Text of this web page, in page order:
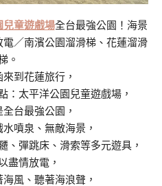
兒童遊戲場全台最強公園！海景
／南濱公園溜滑梯、花蓮溜滑
。
到花蓮旅行，
：太平洋公園兒童遊戲場，
台最強公園，
噴泉、無敵海景，
、彈跳床、滑索等多元遊具，
盡情放電，
風、聽著海浪聲，